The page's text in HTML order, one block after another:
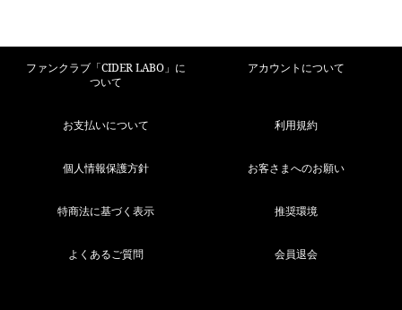
ファンクラブ「CIDER LABO」に
ついて
アカウントについて
お支払いについて 利用規約
個人情報保護方針 お客さまへのお願い
特商法に基づく表示 推奨環境
よくあるご質問 会員退会